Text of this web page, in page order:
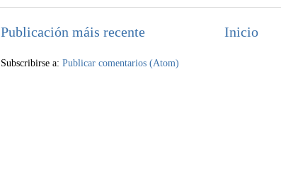
Publicación máis recente Inicio
Subscribirse a: Publicar comentarios (Atom)